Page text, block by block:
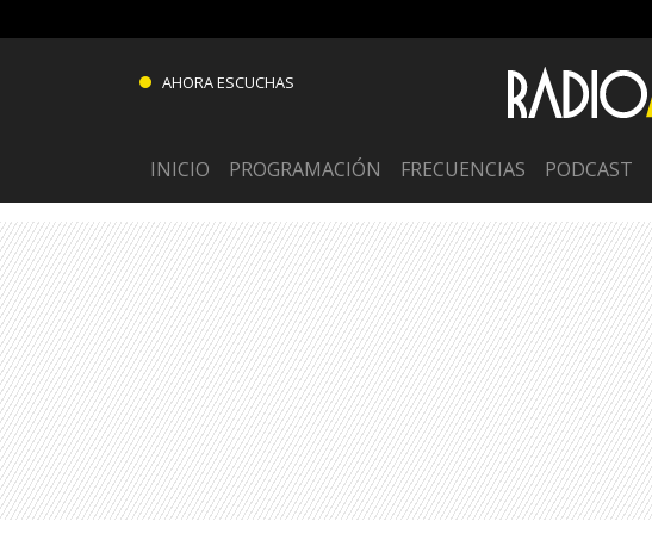
AHORA ESCUCHAS
INICIO PROGRAMACIÓN FRECUENCIAS PODCAST